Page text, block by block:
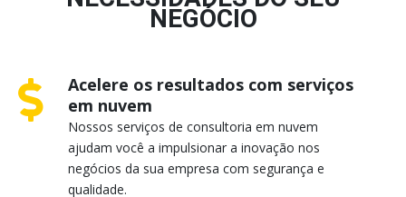
NEGÓCIO
Acelere os resultados com serviços
em nuvem
Nossos serviços de consultoria em nuvem
ajudam você a impulsionar a inovação nos
negócios da sua empresa com segurança e
qualidade.